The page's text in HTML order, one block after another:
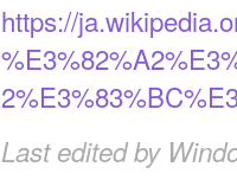
https://
Last edited by